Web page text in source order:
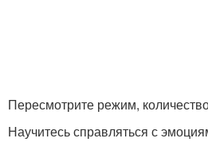
Пересмотрите режим,
Научитесь справляться с